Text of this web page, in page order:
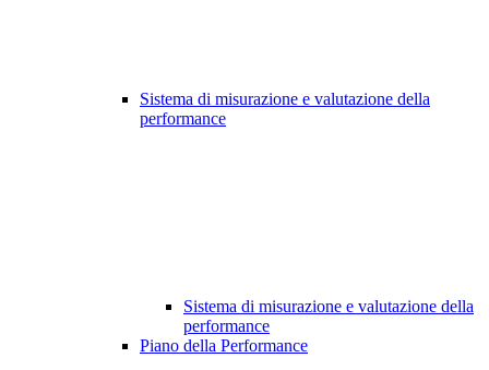
Sistema di misurazione e valutazione della
performance
Sistema di misurazione e valutazione della
performance
Piano della Performance